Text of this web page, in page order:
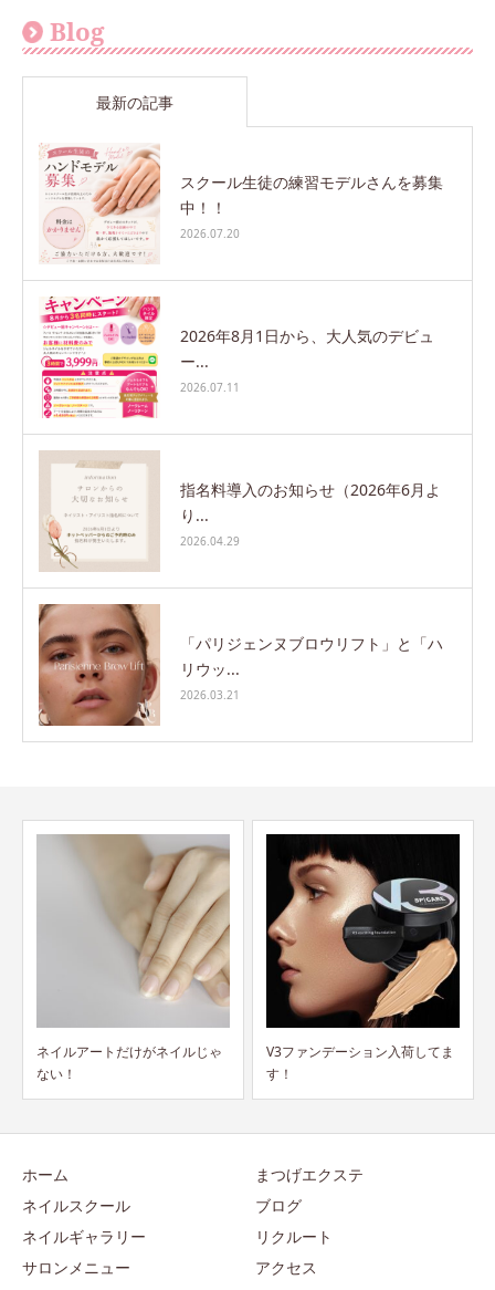
Blog
最新の記事
スクール生徒の練習モデルさんを募集
中！！
2026.07.20
2026年8月1日から、大人気のデビュ
ー...
2026.07.11
指名料導入のお知らせ（2026年6月よ
り...
2026.04.29
「パリジェンヌブロウリフト」と「ハ
リウッ...
2026.03.21
V3ファンデーション入荷してま
す！
キャッシュレス5％還元！！
ホーム
ネイルスクール
ネイルギャラリー
サロンメニュー
まつげエクステ
ブログ
リクルート
アクセス